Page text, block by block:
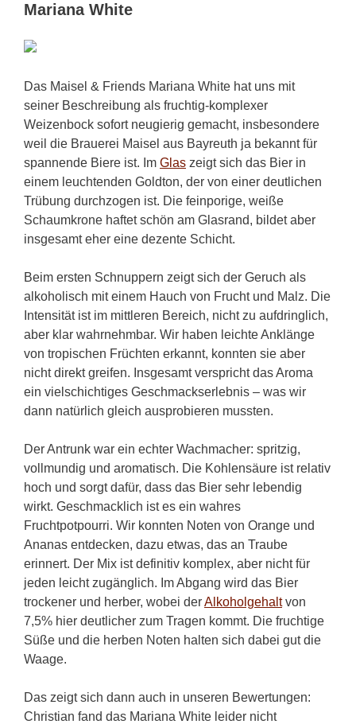
Mariana White
Das Maisel & Friends Mariana White hat uns mit
seiner Beschreibung als fruchtig-komplexer
Weizenbock sofort neugierig gemacht, insbesondere
weil die Brauerei Maisel aus Bayreuth ja bekannt für
spannende Biere ist. Im Glas zeigt sich das Bier in
einem leuchtenden Goldton, der von einer deutlichen
Trübung durchzogen ist. Die feinporige, weiße
Schaumkrone haftet schön am Glasrand, bildet aber
insgesamt eher eine dezente Schicht.
Beim ersten Schnuppern zeigt sich der Geruch als
alkoholisch mit einem Hauch von Frucht und Malz. Die
Intensität ist im mittleren Bereich, nicht zu aufdringlich,
aber klar wahrnehmbar. Wir haben leichte Anklänge
von tropischen Früchten erkannt, konnten sie aber
nicht direkt greifen. Insgesamt verspricht das Aroma
ein vielschichtiges Geschmackserlebnis – was wir
dann natürlich gleich ausprobieren mussten.
Der Antrunk war ein echter Wachmacher: spritzig,
vollmundig und aromatisch. Die Kohlensäure ist relativ
hoch und sorgt dafür, dass das Bier sehr lebendig
wirkt. Geschmacklich ist es ein wahres
Fruchtpotpourri. Wir konnten Noten von Orange und
Ananas entdecken, dazu etwas, das an Traube
erinnert. Der Mix ist definitiv komplex, aber nicht für
jeden leicht zugänglich. Im Abgang wird das Bier
trockener und herber, wobei derAlkoholgehaltvon
7,5% hier deutlicher zum Tragen kommt. Die fruchtige
Süße und die herben Noten halten sich dabei gut die
Waage.
Das zeigt sich dann auch in unseren Bewertungen:
Christian fand das Mariana White leider nicht